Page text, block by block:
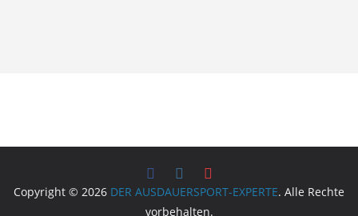
Copyright © 2026 DER AUSDAUERSPORT-EXPERTE. Alle Rechte
vorbehalten.